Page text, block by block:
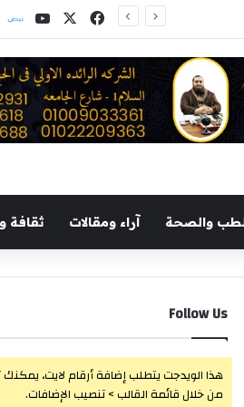
فيسبوك
‫X
والصحة آراء ومقالات ثقافة
Follow Us
هذا الويدجت يتطلب إضافة أرقام لايت، يمكنك
من خلال قائمة القالب > تنصيب الإضافات.